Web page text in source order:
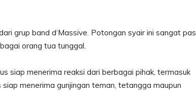
grup band d‘Massive. Potongan syair ini sangat pas
orang tua tunggal.
siap menerima reaksi dari berbagai pihak, termasuk
menerima gunjingan teman, tetangga maupun